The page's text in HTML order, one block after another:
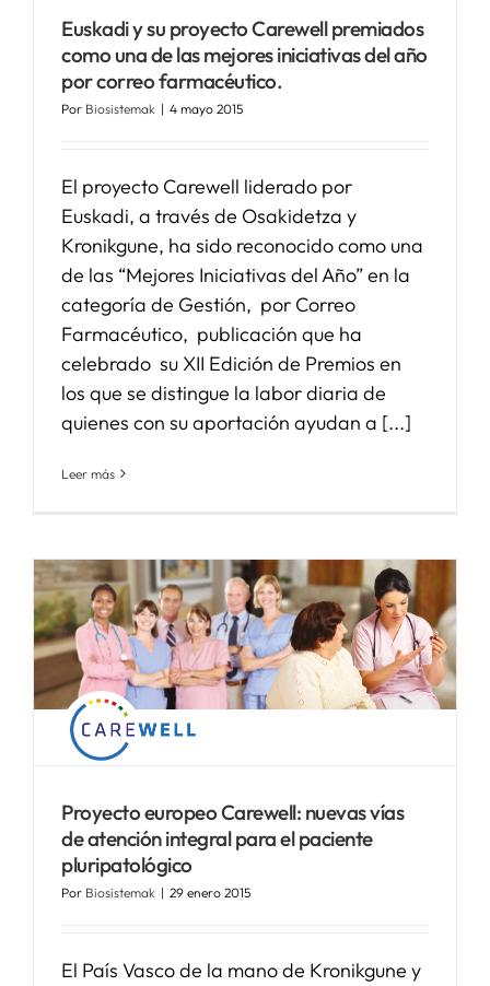
SERVICIOS
NOTICIAS
Euskadi y su proyecto Carewell premiados
como una de las mejores iniciativas del año
por correo farmacéutico.
Por Biosistemak | 4 mayo 2015
El proyecto Carewell liderado por
Euskadi, a través de Osakidetza y
Kronikgune, ha sido reconocido como una
de las “Mejores Iniciativas del Año” en la
categoría de Gestión, por Correo
Farmacéutico, publicación que ha
celebrado su XII Edición de Premios en
los que se distingue la labor diaria de
quienes con su aportación ayudan a [...]
Leer más
Proyecto europeo Carewell: nuevas vías
de atención integral para el paciente
pluripatológico
Por Biosistemak | 29 enero 2015
El País Vasco de la mano de Kronikgune y